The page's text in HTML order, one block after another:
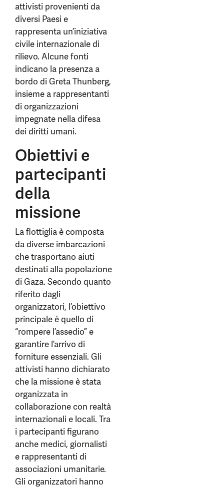
attivisti provenienti da
diversi Paesi e
rappresenta un’iniziativa
civile internazionale di
rilievo. Alcune fonti
indicano la presenza a
bordo di Greta Thunberg,
insieme a rappresentanti
di organizzazioni
impegnate nella difesa
dei diritti umani.
Obiettivi e
partecipanti
della
missione
La flottiglia è composta
da diverse imbarcazioni
che trasportano aiuti
destinati alla popolazione
di Gaza. Secondo quanto
riferito dagli
organizzatori, l’obiettivo
principale è quello di
“rompere l’assedio” e
garantire l’arrivo di
forniture essenziali. Gli
attivisti hanno dichiarato
che la missione è stata
organizzata in
collaborazione con realtà
internazionali e locali. Tra
i partecipanti figurano
anche medici, giornalisti
e rappresentanti di
associazioni umanitarie.
Gli organizzatori hanno